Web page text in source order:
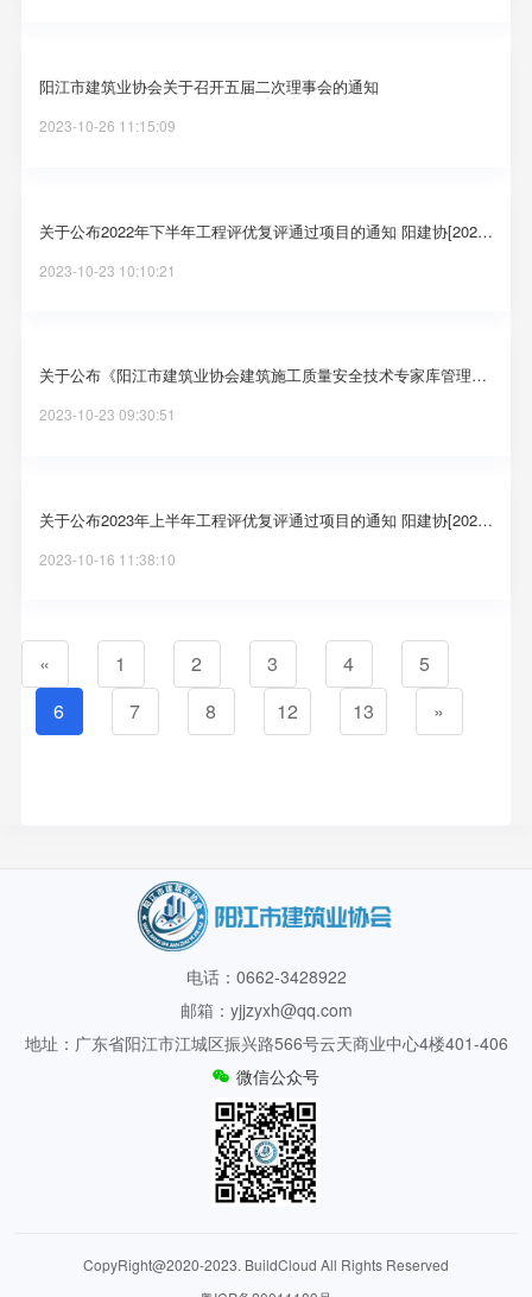
阳江市建筑业协会关于召开五届二次理事会的通知
2023-10-26 11:15:09
关于公布2022年下半年工程评优复评通过项目的通知 阳建协[2023]30号
2023-10-23 10:10:21
关于公布《阳江市建筑业协会建筑施工质量安全技术专家库管理办法（试行）》的通知 阳建协[2023]29号
2023-10-23 09:30:51
关于公布2023年上半年工程评优复评通过项目的通知 阳建协[2023]28号
2023-10-16 11:38:10
« 1 2 3 4
5
6
7 8 12 13 »
电话：0662-3428922
邮箱：yjjzyxh@qq.com
地址：广东省阳江市江城区振兴路566号云天商业中心4楼401-406
微信公众号
CopyRight@2020-2023. BuildCloud All Rights Reserved